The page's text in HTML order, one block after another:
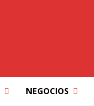
NEGOCIOS